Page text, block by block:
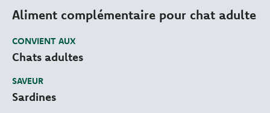
Aliment complémentaire pour chat adulte
CONVIENT AUX
Chats adultes
SAVEUR
Sardines